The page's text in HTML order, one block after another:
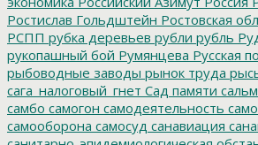
Ростислав Гольдштейн Ростовская
РСПП рубка деревьев рубли рубль
рукопашный бой Румянцева Русская
рыбоводные заводы рынок труда
сага_налоговый_гнет Сад памяти
самбо самогон самодеятельность
самооборона самосуд санавиация